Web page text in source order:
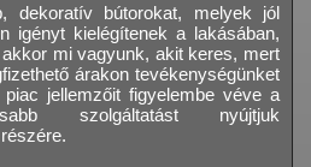
dekoratív bútorokat, melyek jól
igényt kielégítenek a lakásában,
mi vagyunk, akit keres, mert
árakon tevékenységünket
jellemzőit figyelembe véve a
szolgáltatást nyújtjuk